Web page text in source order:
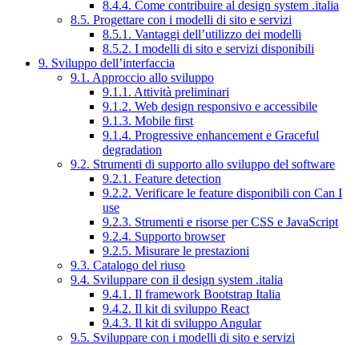
8.4.4. Come contribuire al design system .italia
8.5. Progettare con i modelli di sito e servizi
8.5.1. Vantaggi dell’utilizzo dei modelli
8.5.2. I modelli di sito e servizi disponibili
9. Sviluppo dell’interfaccia
9.1. Approccio allo sviluppo
9.1.1. Attività preliminari
9.1.2. Web design responsivo e accessibile
9.1.3. Mobile first
9.1.4. Progressive enhancement e Graceful
degradation
9.2. Strumenti di supporto allo sviluppo del software
9.2.1. Feature detection
9.2.2. Verificare le feature disponibili con Can I
use
9.2.3. Strumenti e risorse per CSS e JavaScript
9.2.4. Supporto browser
9.2.5. Misurare le prestazioni
9.3. Catalogo del riuso
9.4. Sviluppare con il design system .italia
9.4.1. Il framework Bootstrap Italia
9.4.2. Il kit di sviluppo React
9.4.3. Il kit di sviluppo Angular
9.5. Sviluppare con i modelli di sito e servizi